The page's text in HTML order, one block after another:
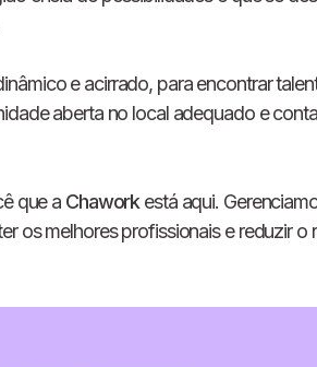
e acirrado, para encontrar
aberta no local adequado e
que a Chaworkestá aqui.
os melhores profissionais e reduzir